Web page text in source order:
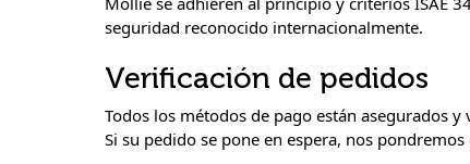
seguridad reconocido internacionalmente.
Verificación de pedidos
Todos los métodos de pago están asegurados
Si su pedido se pone en espera, nos